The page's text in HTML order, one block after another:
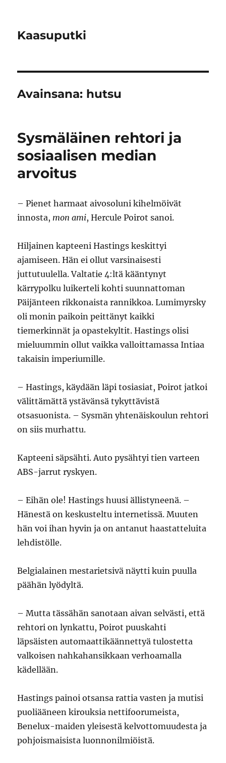
Kaasuputki
Avainsana: hutsu
Sysmäläinen rehtori ja
sosiaalisen median
arvoitus
– Pienet harmaat aivosoluni kihelmöivät
innosta, mon ami, Hercule Poirot sanoi.
Hiljainen kapteeni Hastings keskittyi
ajamiseen. Hän ei ollut varsinaisesti
juttutuulella. Valtatie 4:ltä kääntynyt
kärrypolku luikerteli kohti suunnattoman
Päijänteen rikkonaista rannikkoa. Lumimyrsky
oli monin paikoin peittänyt kaikki
tiemerkinnät ja opastekyltit. Hastings olisi
mieluummin ollut vaikka valloittamassa Intiaa
takaisin imperiumille.
– Hastings, käydään läpi tosiasiat, Poirot jatkoi
välittämättä ystävänsä tykyttävistä
otsasuonista. – Sysmän yhtenäiskoulun rehtori
on siis murhattu.
Kapteeni säpsähti. Auto pysähtyi tien varteen
ABS-jarrut ryskyen.
– Eihän ole! Hastings huusi ällistyneenä. –
Hänestä on keskusteltu internetissä. Muuten
hän voi ihan hyvin ja on antanut haastatteluita
lehdistölle.
Belgialainen mestarietsivä näytti kuin puulla
päähän lyödyltä.
– Mutta tässähän sanotaan aivan selvästi, että
rehtori on lynkattu, Poirot puuskahti
läpsäisten automaattikäännettyä tulostetta
valkoisen nahkahansikkaan verhoamalla
kädellään.
Hastings painoi otsansa rattia vasten ja mutisi
puoliääneen kirouksia nettifoorumeista,
Benelux-maiden yleisestä kelvottomuudesta ja
pohjoismaisista luonnonilmiöistä.